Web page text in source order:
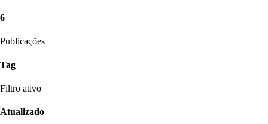
6
Publicações
Tag
Filtro ativo
Atualizado